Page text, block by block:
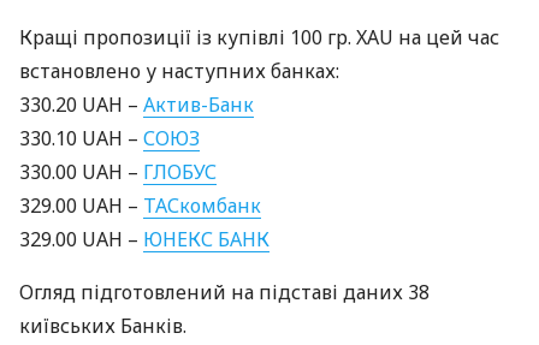
Кращі пропозиції із купівлі 100 гр. XAU на цей час
встановлено у наступних банках:
330.20 UAH – Актив-Банк
330.10 UAH – СОЮЗ
330.00 UAH – ГЛОБУС
329.00 UAH – ТАСкомбанк
329.00 UAH – ЮНЕКС БАНК
Огляд підготовлений на підставі даних 38
київських Банків.